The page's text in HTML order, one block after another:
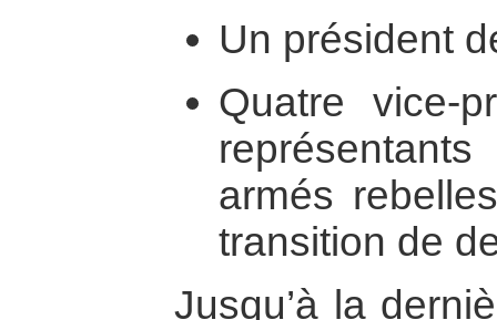
Un président
Quatre vice-
armés
transition de
Jusqu’à la